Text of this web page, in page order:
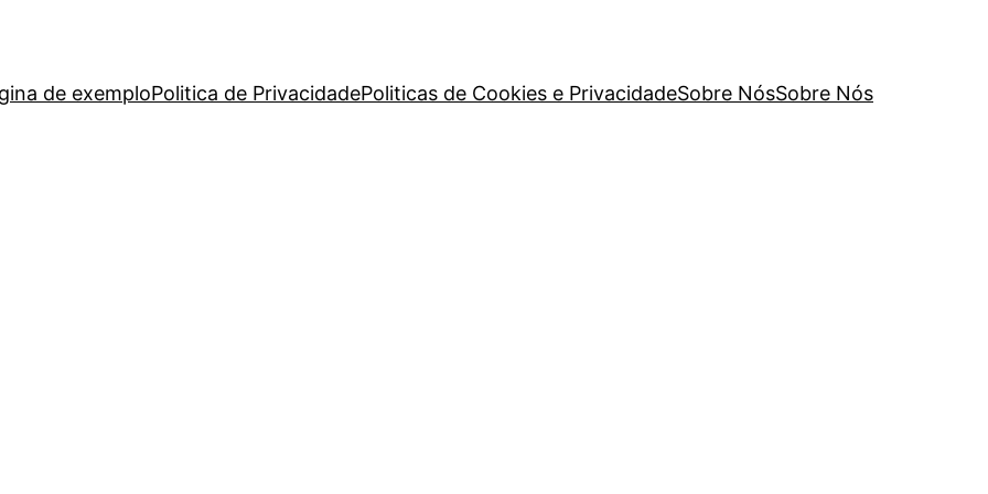
de exemploPolitica de PrivacidadePoliticas de Cookies e PrivacidadeSobre NósSobre Nós